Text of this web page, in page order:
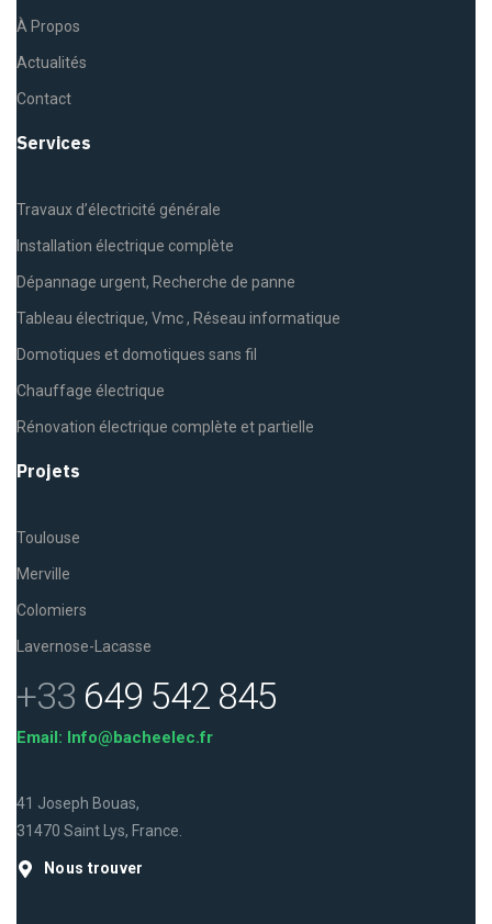
À Propos
Actualités
Contact
Services
Travaux d’électricité générale
Installation électrique complète
Dépannage urgent, Recherche de panne
Tableau électrique, Vmc , Réseau informatique
Domotiques et domotiques sans fil
Chauffage électrique
Rénovation électrique complète et partielle
Projets
Toulouse
Merville
Colomiers
Lavernose-Lacasse
+33 649 542 845
Email: Info@bacheelec.fr
41 Joseph Bouas,
31470 Saint Lys, France.
Nous trouver